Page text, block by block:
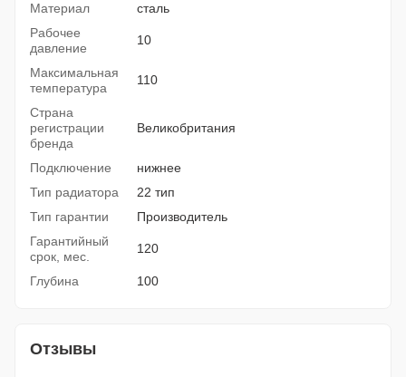
Материал
сталь
Рабочее
давление
10
Максимальная
температура
110
Страна
регистрации
бренда
Великобритания
Подключение
нижнее
Тип радиатора
22 тип
Тип гарантии
Производитель
Гарантийный
срок, мес.
120
Глубина 100
Отзывы